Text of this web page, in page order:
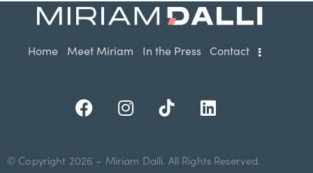
Home Meet Miriam In the Press Contact
© Copyright 2026 – Miriam Dalli. All Rights Reserved.